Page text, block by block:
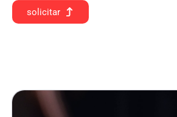
solicitar